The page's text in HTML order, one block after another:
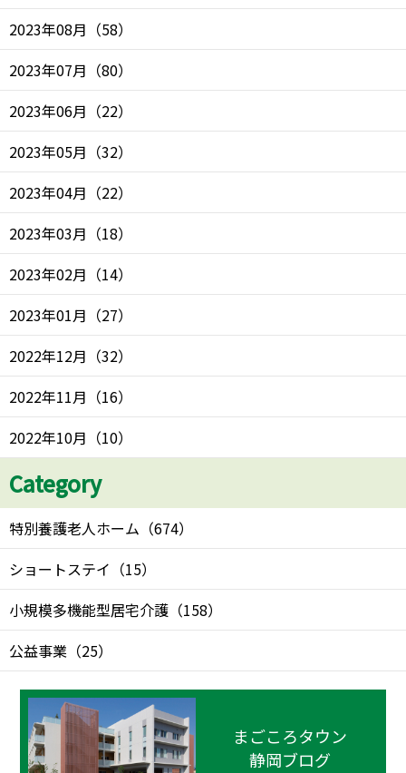
2023年08月 （58）
2023年07月 （80）
2023年06月 （22）
2023年05月 （32）
2023年04月 （22）
2023年03月 （18）
2023年02月 （14）
2023年01月 （27）
2022年12月 （32）
2022年11月 （16）
2022年10月 （10）
Category
特別養護老人ホーム （674）
ショートステイ （15）
小規模多機能型居宅介護 （158）
公益事業 （25）
まごころタウン
静岡ブログ